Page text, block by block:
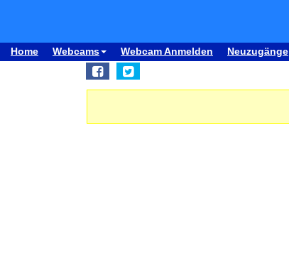
Home Webcams Webcam Anmelden Neuzugänge